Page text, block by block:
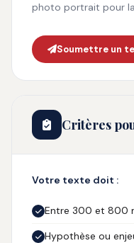
photo portrait pour
Soumettre un
Critères
Votre texte doit :
Entre 300 et 800
Hypothèse ou